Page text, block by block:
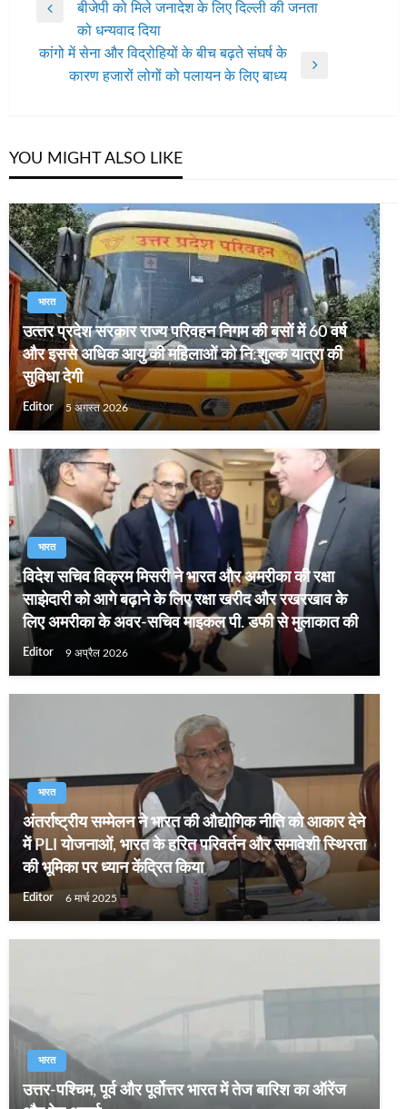
नेविगेशनबीजेपी को मिले जनादेश के लिए दिल्ली की जनता
को धन्यवाद दिया
कांगो में सेना और विद्रोहियों के बीच बढ़ते संघर्ष के
कारण हजारों लोगों को पलायन के लिए बाध्‍य
YOU MIGHT ALSO LIKE
भारत
उत्‍तर प्रदेश सरकार राज्‍य परिवहन निगम की बसों में 60 वर्ष
और इससे अधिक आयु की महिलाओं को नि:शुल्‍क यात्रा की
सुविधा देगी
Editor 5 अगस्त 2026
भारत
विदेश सचिव विक्रम मिसरी ने भारत और अमरीका की रक्षा
साझेदारी को आगे बढ़ाने के लिए रक्षा खरीद और रखरखाव के
लिए अमरीका के अवर-सचिव माइकल पी. डफी से मुलाकात की
Editor 9 अप्रैल 2026
भारत
अंतर्राष्ट्रीय सम्मेलन ने भारत की औद्योगिक नीति को आकार देने
में PLI योजनाओं, भारत के हरित परिवर्तन और समावेशी स्थिरता
की भूमिका पर ध्यान केंद्रित किया
Editor 6 मार्च 2025
भारत
उत्तर-पश्चिम, पूर्व और पूर्वोत्तर भारत में तेज बारिश का ऑरेंज